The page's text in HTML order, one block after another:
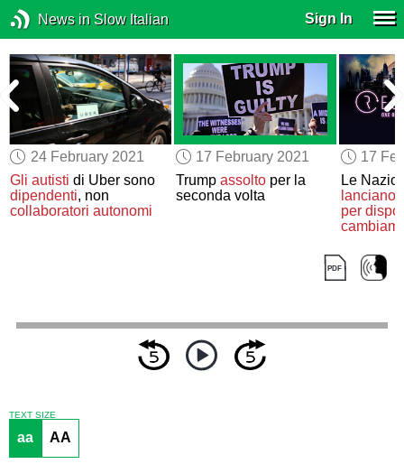
News in Slow Italian Sign In
24 February 2021
Gli autisti di Uber sono
dipendenti, non
collaboratori autonomi
17 February 2021
Trump assoltoper la
seconda volta
17
Le
lanciano
per
TEXT SIZE
aa AA